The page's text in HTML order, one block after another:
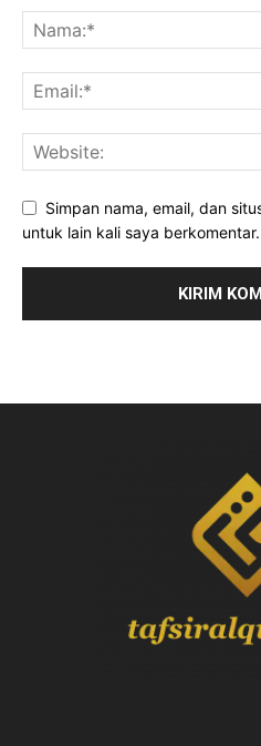
Simpan nama, email, dan
untuk lain kali saya berkomentar.